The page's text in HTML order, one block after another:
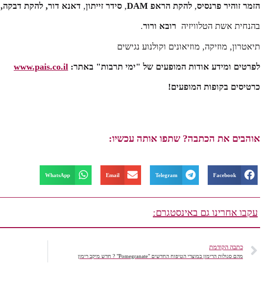
הזמר זוהיר פרנסיס, להקת הראפ DAM
, סידר זייתון, דאנא דור, להקת דבקה,
בהנחית אשת הטלוויזיה רובא ורור.
תיאטרון, מוזיקה, מוזיאונים וקולנוע נגישים
לפרטים ומידע אודות המופעים של "ימי תרבות" באתר: www.pais.co.il
כרטיסים בקופות המופעים!
אוהבים את הכתבה? שתפו אותה עכשיו:
Facebook
Telegram
Email
WhatsApp
עקבו אחרינו גם באינסטגרם:
כתבה הקודמת
מהם סגולות הרימון במוצרי הטיפוח החדשים "Pomegranate" ? חדש מיקב רימון